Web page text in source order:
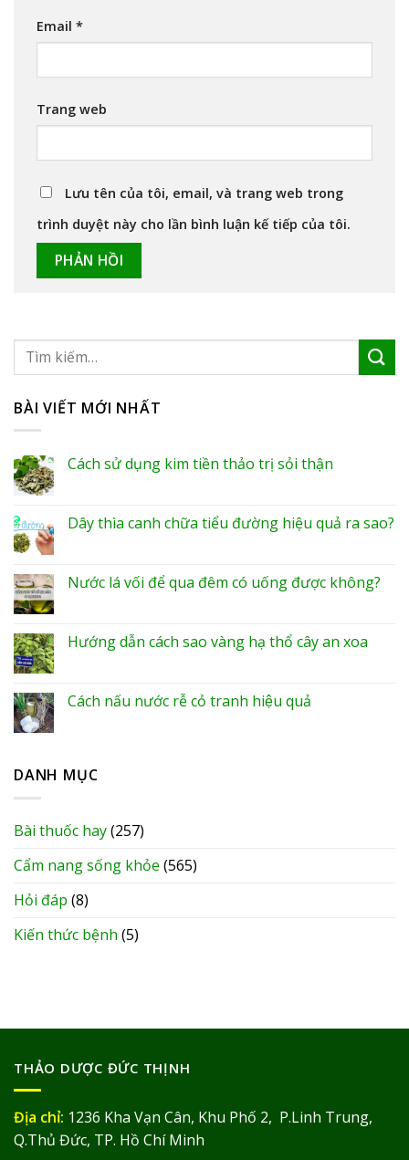
Email *
Trang web
Lưu tên của tôi, email, và trang web trong
trình duyệt này cho lần bình luận kế tiếp của tôi.
BÀI VIẾT MỚI NHẤT
Cách sử dụng kim tiền thảo trị sỏi thận
Dây thìa canh chữa tiểu đường hiệu quả ra sao?
Nước lá vối để qua đêm có uống được không?
Hướng dẫn cách sao vàng hạ thổ cây an xoa
Cách nấu nước rễ cỏ tranh hiệu quả
DANH MỤC
Bài thuốc hay(257)
Cẩm nang sống khỏe (565)
Hỏi đáp (8)
Kiến thức bệnh (5)
THẢO DƯỢC ĐỨC THỊNH
Địa chỉ: 1236 Kha Vạn Cân, Khu Phố 2, P.Linh Trung,
Q.Thủ Đức, TP. Hồ Chí Minh